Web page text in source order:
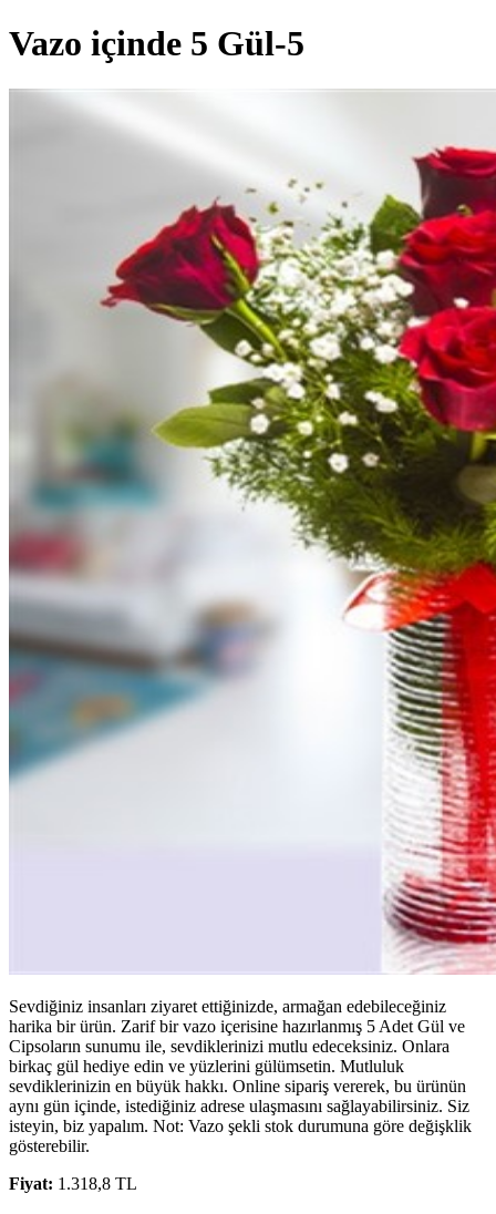
Vazo içinde 5 Gül-5
Sevdiğiniz insanları ziyaret ettiğinizde, armağan edebileceğiniz
harika bir ürün. Zarif bir vazo içerisine hazırlanmış 5 Adet Gül ve
Cipsoların sunumu ile, sevdiklerinizi mutlu edeceksiniz. Onlara
birkaç gül hediye edin ve yüzlerini gülümsetin. Mutluluk
sevdiklerinizin en büyük hakkı. Online sipariş vererek, bu ürünün
aynı gün içinde, istediğiniz adrese ulaşmasını sağlayabilirsiniz. Siz
isteyin, biz yapalım. Not: Vazo şekli stok durumuna göre değişklik
gösterebilir.
Fiyat: 1.318,8 TL